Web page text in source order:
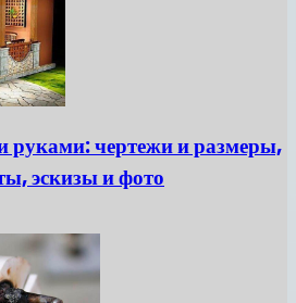
руками: чертежи и размеры,
эскизы и фото